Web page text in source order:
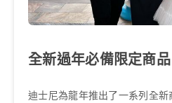
全新過年必備限定商品
迪士尼為龍年推出了一系列全新